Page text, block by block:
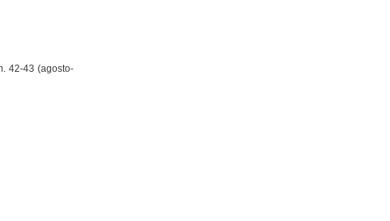
42-43 (agosto-